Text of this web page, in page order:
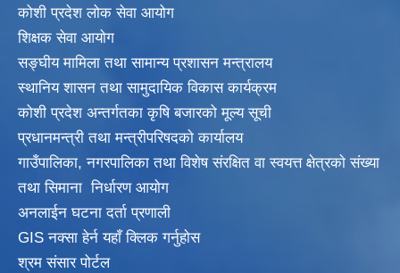
कोशी प्रदेश लोक सेवा आयोग
शिक्षक सेवा आयाेग
सङ्‍घीय मामिला तथा सामान्य प्रशासन मन्त्रालय
स्थानिय शासन तथा सामुदायिक विकास कार्यक्रम
कोशी प्रदेश अन्तर्गतका कृषि बजारको मूल्य सूची
प्रधानमन्त्री तथा मन्त्रीपरिषदकाे कार्यालय
गाउँपालिका, नगरपालिका तथा विशेष संरक्षित वा स्वयत्त क्षेत्रकाे संख्या
तथा सिमाना निर्धारण आयाेग
अनलाईन घटना दर्ता प्रणाली
GIS नक्सा हेर्न यहाँ क्लिक गर्नुहाेस
श्रम संसार पोर्टल